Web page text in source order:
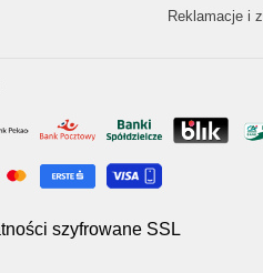
Reklamacje i
szyfrowane SSL